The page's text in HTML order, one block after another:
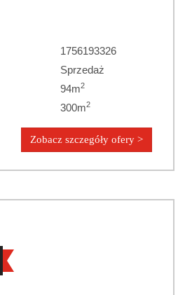
1756193326
Sprzedaż
94m2
300m2
Zobacz szczegóły ofery >